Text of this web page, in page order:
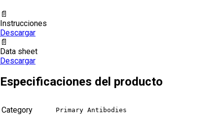
📄
Instrucciones
Descargar
📄
Data sheet
Descargar
Especificaciones del producto
Category Primary Antibodies